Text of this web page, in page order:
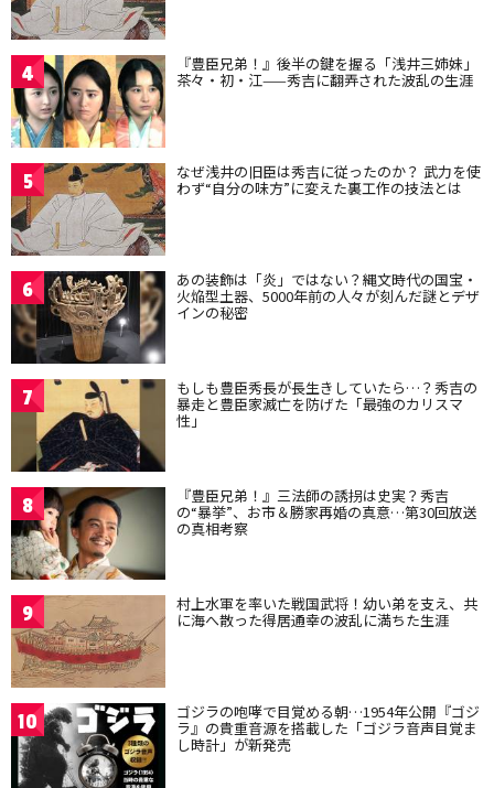
4 『豊臣兄弟！』後半の鍵を握る「浅井三姉妹」
茶々・初・江——秀吉に翻弄された波乱の生涯
5 なぜ浅井の旧臣は秀吉に従ったのか？ 武力を使
わず“自分の味方”に変えた裏工作の技法とは
6 あの装飾は「炎」ではない？縄文時代の国宝・
火焔型土器、5000年前の人々が刻んだ謎とデザ
インの秘密
7 もしも豊臣秀長が長生きしていたら…？秀吉の
暴走と豊臣家滅亡を防げた「最強のカリスマ
性」
8 『豊臣兄弟！』三法師の誘拐は史実？秀吉
の“暴挙”、お市＆勝家再婚の真意…第30回放送
の真相考察
9 村上水軍を率いた戦国武将！幼い弟を支え、共
に海へ散った得居通幸の波乱に満ちた生涯
10 ゴジラの咆哮で目覚める朝…1954年公開『ゴジ
ラ』の貴重音源を搭載した「ゴジラ音声目覚ま
し時計」が新発売